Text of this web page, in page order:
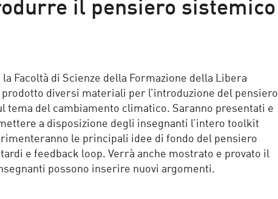
il pensiero sistemico
Facoltà di Scienze della Formazione della Libera
diversi materiali per l’introduzione del pensiero
tema del cambiamento climatico. Saranno presentati e
a disposizione degli insegnanti l’intero toolkit
le principali idee di fondo del pensiero
e feedback loop. Verrà anche mostrato e provato il
possono inserire nuovi argomenti.